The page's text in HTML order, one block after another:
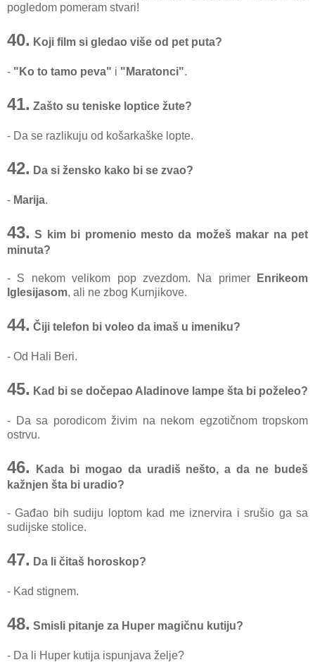
pogledom pomeram stvari!
40. Koji film si gledao više od pet puta?
- "Ko to tamo peva" i "Maratonci".
41. Zašto su teniske loptice žute?
- Da se razlikuju od košarkaške lopte.
42. Da si žensko kako bi se zvao?
- Marija.
43. S kim bi promenio mesto da možeš makar na pet
minuta?
- S nekom velikom pop zvezdom. Na primer
Enrikeom
Iglesijasom, ali ne zbog Kurnjikove.
44. Čiji telefon bi voleo da imaš u imeniku?
- Od Hali Beri.
45. Kad bi se dočepao Aladinove lampe šta bi poželeo?
- Da sa porodicom živim na nekom egzotičnom tropskom
ostrvu.
46.
Kada bi mogao da uradiš nešto, a da ne budeš
kažnjen šta bi uradio?
- Gađao bih sudiju loptom kad me iznervira i srušio ga sa
sudijske stolice.
47. Da li čitaš horoskop?
- Kad stignem.
48. Smisli pitanje za Huper magičnu kutiju?
- Da li Huper kutija ispunjava želje?